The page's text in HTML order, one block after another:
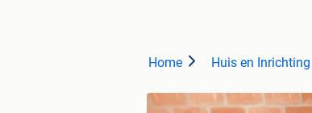
Home Huis en Inrichting